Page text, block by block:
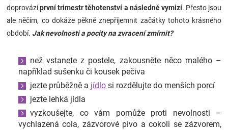
Hračkářství
doprovázíprvní trimestr těhotenství a následně vymizí. Přesto jsou
ale něčím, co dokáže pěkně znepříjemnit začátky tohoto krásného
období. Jak nevolnosti a pocity na zvracení zmírnit?
než vstanete z postele, zakousněte něco malého –
například sušenku či kousek pečiva
jezte průběžně a jídlo si rozdělujte do menších porcí
jezte lehká jídla
vyzkoušejte, co vám pomůže proti nevolnosti –
vychlazená cola, zázvorové pivo a cokoli se zázvorem,